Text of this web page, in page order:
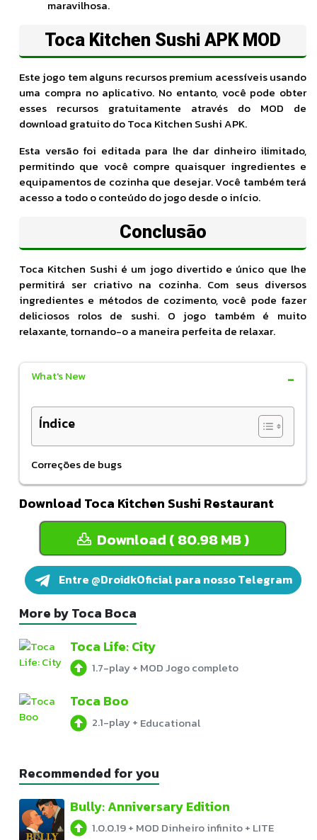
maravilhosa.
Toca Kitchen Sushi APK MOD
Este jogo tem alguns recursos premium acessíveis usando
uma compra no aplicativo. No entanto, você pode obter
esses recursos gratuitamente através do MOD de
download gratuito do Toca Kitchen Sushi APK.
Esta versão foi editada para lhe dar dinheiro ilimitado,
permitindo que você compre quaisquer ingredientes e
equipamentos de cozinha que desejar. Você também terá
acesso a todo o conteúdo do jogo desde o início.
Conclusão
Toca Kitchen Sushi é um jogo divertido e único que lhe
permitirá ser criativo na cozinha. Com seus diversos
ingredientes e métodos de cozimento, você pode fazer
deliciosos rolos de sushi. O jogo também é muito
relaxante, tornando-o a maneira perfeita de relaxar.
What's New
Índice
Correções de bugs
Download Toca Kitchen Sushi Restaurant
Download ( 80.98 MB )
Entre @DroidkOficial para nosso Telegram
More by Toca Boca
Toca Life: City
1.7-play+ MOD Jogo completo
Toca Boo
2.1-play+ Educational
Recommended for you
Bully: Anniversary Edition
1.0.0.19+ MOD Dinheiro infinito + LITE